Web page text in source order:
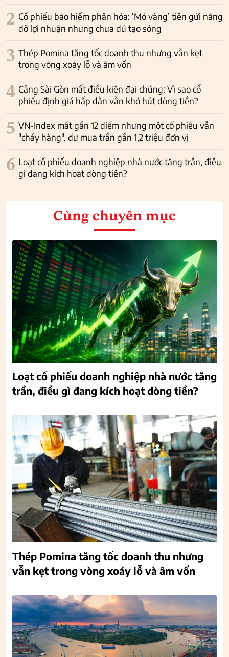
2 Cổ phiếu bảo hiểm phân hóa: ‘Mỏ vàng’ tiền gửi nâng
đỡ lợi nhuận nhưng chưa đủ tạo sóng
3 Thép Pomina tăng tốc doanh thu nhưng vẫn kẹt
trong vòng xoáy lỗ và âm vốn
4 Cảng Sài Gòn mất điều kiện đại chúng: Vì sao cổ
phiếu định giá hấp dẫn vẫn khó hút dòng tiền?
5 VN-Index mất gần 12 điểm nhưng một cổ phiếu vẫn
"cháy hàng", dư mua trần gần 1,2 triệu đơn vị
6 Loạt cổ phiếu doanh nghiệp nhà nước tăng trần, điều
gì đang kích hoạt dòng tiền?
Cùng chuyên mục
Loạt cổ phiếu doanh nghiệp nhà nước tăng
trần, điều gì đang kích hoạt dòng tiền?
Thép Pomina tăng tốc doanh thu nhưng
vẫn kẹt trong vòng xoáy lỗ và âm vốn